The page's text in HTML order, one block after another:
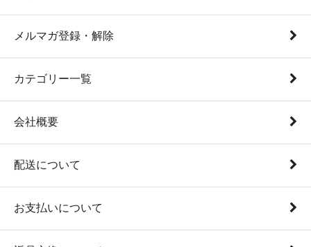
メルマガ登録・解除
カテゴリー一覧
会社概要
配送について
お支払いについて